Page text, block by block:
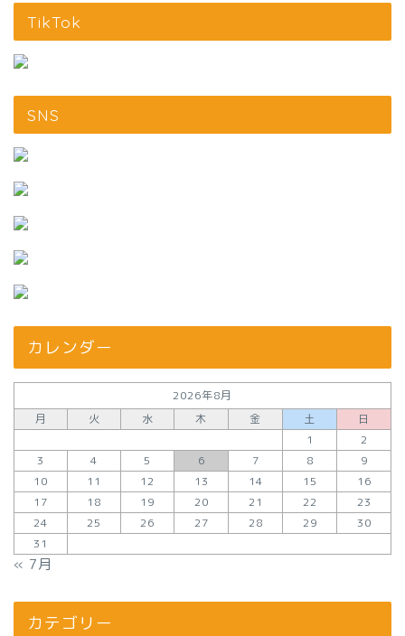
TikTok
SNS
カレンダー
2026年8月
月
火 水 木 金 土
日
1
2
3
4 5 6 7 8
9
10
11 12 13 14 15
16
17
18 19 20 21 22
23
24
25 26 27 28 29
30
31
« 7月
カテゴリー